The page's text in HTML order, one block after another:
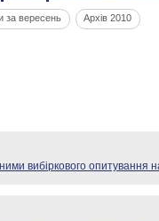
за вересень Архів 2010
вибіркового опитування